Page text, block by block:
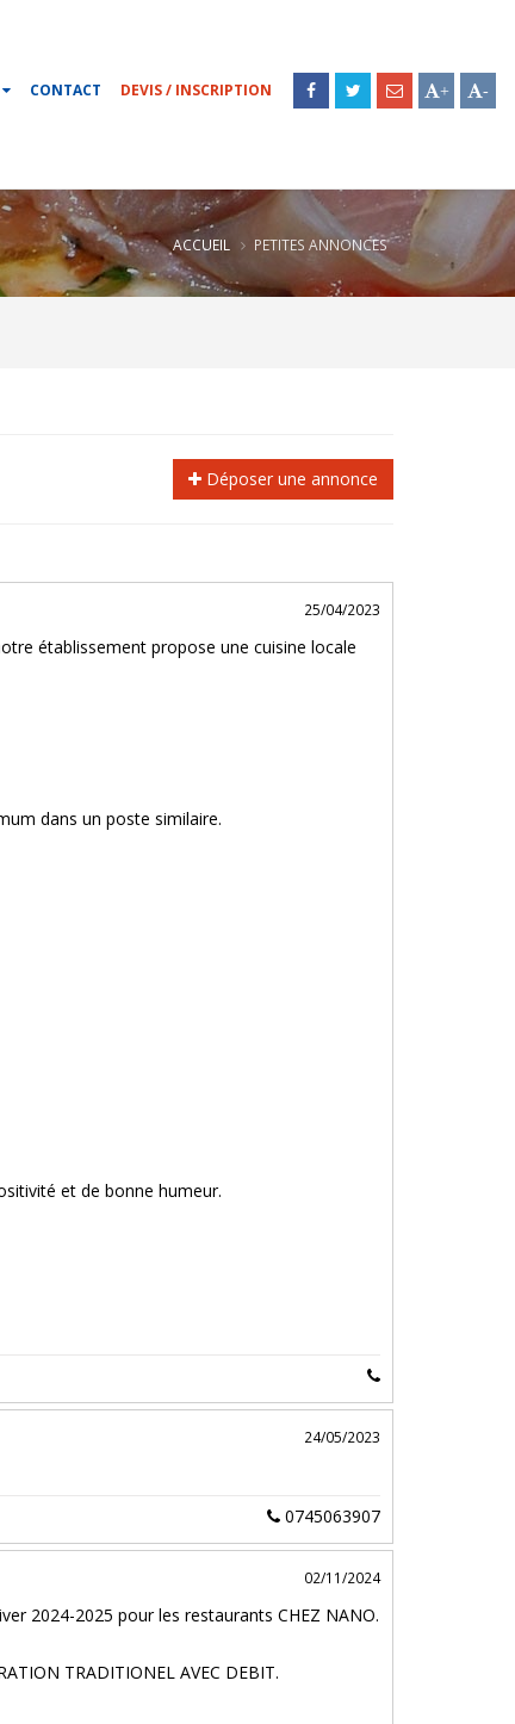
+ -
CONTACT DEVIS / INSCRIPTION
ACCUEIL PETITES ANNONCES
Déposer une annonce
25/04/2023
établissement propose une cuisine locale
dans un poste similaire.
et de bonne humeur.
24/05/2023
0745063907
02/11/2024
2024-2025 pour les restaurants CHEZ NANO.
TRADITIONEL AVEC DEBIT.